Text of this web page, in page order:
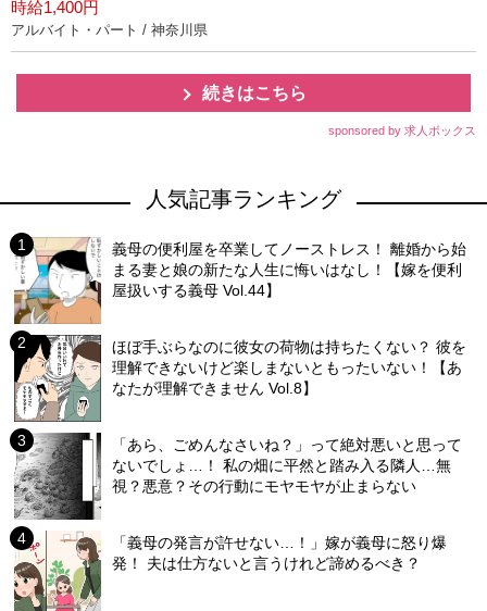
時給1,400円
アルバイト・パート / 神奈川県
続きはこちら
sponsored by 求人ボックス
人気記事ランキング
義母の便利屋を卒業してノーストレス！ 離婚から始
まる妻と娘の新たな人生に悔いはなし！【嫁を便利
屋扱いする義母 Vol.44】
ほぼ手ぶらなのに彼女の荷物は持ちたくない？ 彼を
理解できないけど楽しまないともったいない！【あ
なたが理解できません Vol.8】
「あら、ごめんなさいね？」って絶対悪いと思って
ないでしょ…！ 私の畑に平然と踏み入る隣人…無
視？悪意？その行動にモヤモヤが止まらない
「義母の発言が許せない…！」嫁が義母に怒り爆
発！ 夫は仕方ないと言うけれど諦めるべき？